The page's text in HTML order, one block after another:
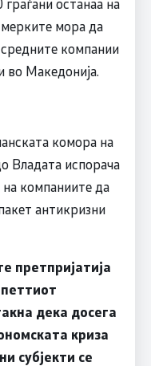
мора да
компании
во Македонија.
комора на
Владата испорача
компаниите да
антикризни
претпријатија
дека досега
криза
субјекти се